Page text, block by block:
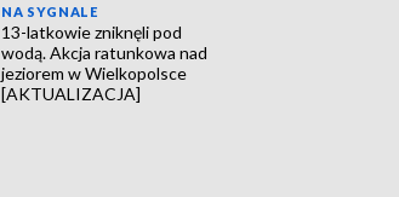
NA SYGNALE
13-latkowie zniknęli pod
wodą. Akcja ratunkowa nad
jeziorem w Wielkopolsce
[AKTUALIZACJA]